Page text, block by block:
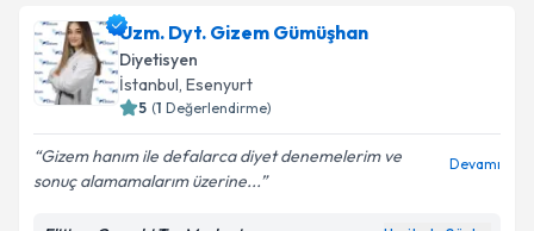
Uzm. Dyt. Gizem Gümüşhan
Diyetisyen
İstanbul, Esenyurt
5 (1 Değerlendirme)
Gizem hanım ile defalarca diyet denemelerim ve
sonuç alamamalarım üzerine...
Devamı